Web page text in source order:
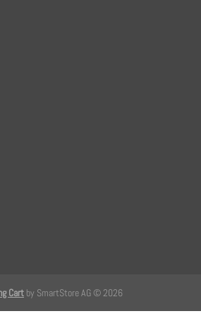
Cart by SmartStore AG © 2026